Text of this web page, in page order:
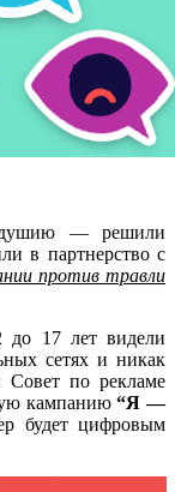
—решили
в партнерство с
против травли
до 17 лет видели
сетях и никак
Совет по рекламе
кампанию“Я —
будет цифровым